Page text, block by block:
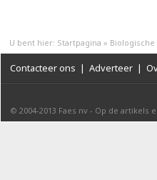
U bent hier: Startpagina »
Contacteer ons | Adverteer |
© 2004-2013 Faes nv - Op de artikels